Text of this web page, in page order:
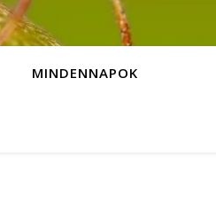
MINDENNAPOK